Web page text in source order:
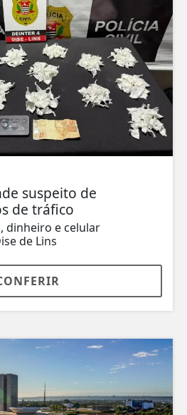
suspeito de
de tráfico
dinheiro e celular
de Lins